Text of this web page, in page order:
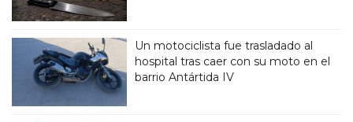
Un motociclista fue trasladado al
hospital tras caer con su moto en el
barrio Antártida IV